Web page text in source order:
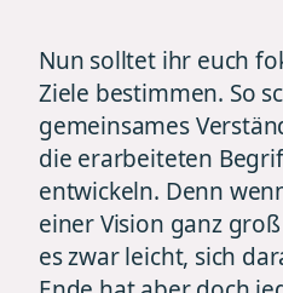
Nun solltet ihr euch
Ziele bestimmen. So
gemeinsames
die erarbeiteten
entwickeln. Denn
einer Vision ganz
es zwar leicht, sich